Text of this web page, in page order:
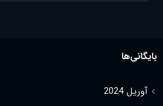
بایگانی‌ها
آوریل 2024